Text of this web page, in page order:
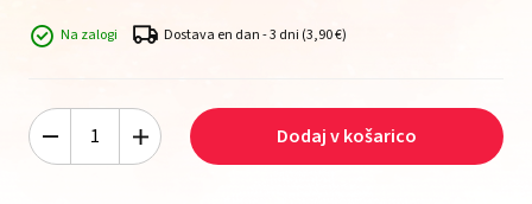
Na zalogi Dostava en dan - 3 dni (3,90 €)
Dodaj v košarico